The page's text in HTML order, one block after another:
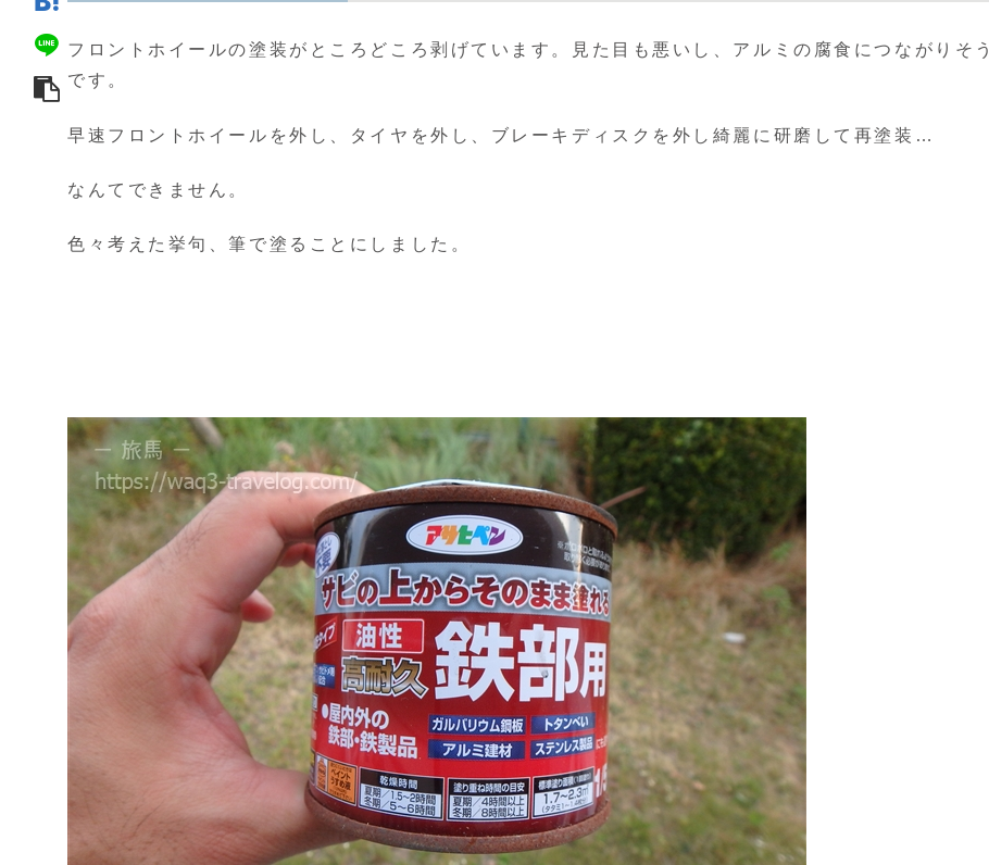
フロントホイールの塗装がところどころ剥げています。見た目も悪いし、アルミの腐食につながりそう
です。
早速フロントホイールを外し、タイヤを外し、ブレーキディスクを外し綺麗に研磨して再塗装…
なんてできません。
色々考えた挙句、筆で塗ることにしました。